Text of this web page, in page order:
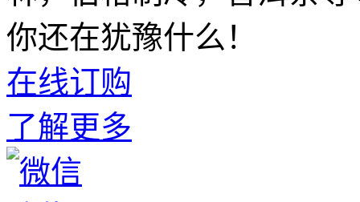
你还在犹豫什么！
在线订购
了解更多